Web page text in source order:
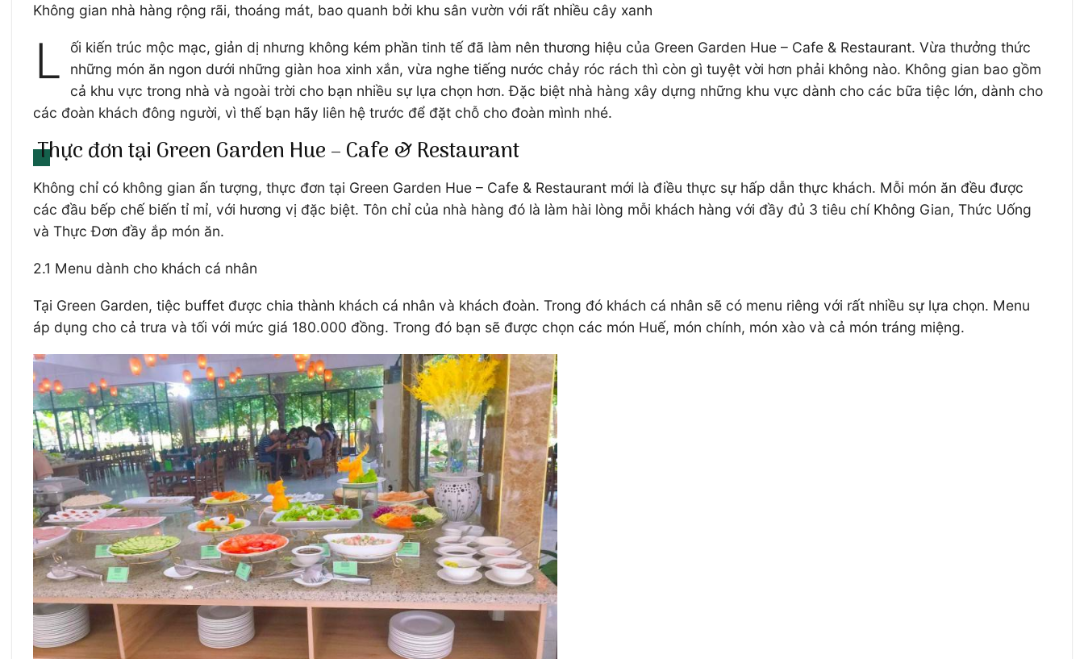
Không gian nhà hàng rộng rãi, thoáng mát, bao quanh bởi khu sân vườn với rất nhiều cây xanh
L
ối kiến trúc mộc mạc, giản dị nhưng không kém phần tinh tế đã làm nên thương hiệu của Green Garden Hue – Cafe & Restaurant. Vừa thưởng thức
những món ăn ngon dưới những giàn hoa xinh xắn, vừa nghe tiếng nước chảy róc rách thì còn gì tuyệt vời hơn phải không nào. Không gian bao gồm
cả khu vực trong nhà và ngoài trời cho bạn nhiều sự lựa chọn hơn. Đặc biệt nhà hàng xây dựng những khu vực dành cho các bữa tiệc lớn, dành cho
các đoàn khách đông người, vì thế bạn hãy liên hệ trước để đặt chỗ cho đoàn mình nhé.
Thực đơn tại Green Garden Hue – Cafe & Restaurant
Không chỉ có không gian ấn tượng, thực đơn tại Green Garden Hue – Cafe & Restaurant mới là điều thực sự hấp dẫn thực khách. Mỗi món ăn đều được
các đầu bếp chế biến tỉ mỉ, với hương vị đặc biệt. Tôn chỉ của nhà hàng đó là làm hài lòng mỗi khách hàng với đầy đủ 3 tiêu chí Không Gian, Thức Uống
và Thực Đơn đầy ắp món ăn.
2.1 Menu dành cho khách cá nhân
Tại Green Garden, tiệc buffet được chia thành khách cá nhân và khách đoàn. Trong đó khách cá nhân sẽ có menu riêng với rất nhiều sự lựa chọn. Menu
áp dụng cho cả trưa và tối với mức giá 180.000 đồng. Trong đó bạn sẽ được chọn các món Huế, món chính, món xào và cả món tráng miệng.